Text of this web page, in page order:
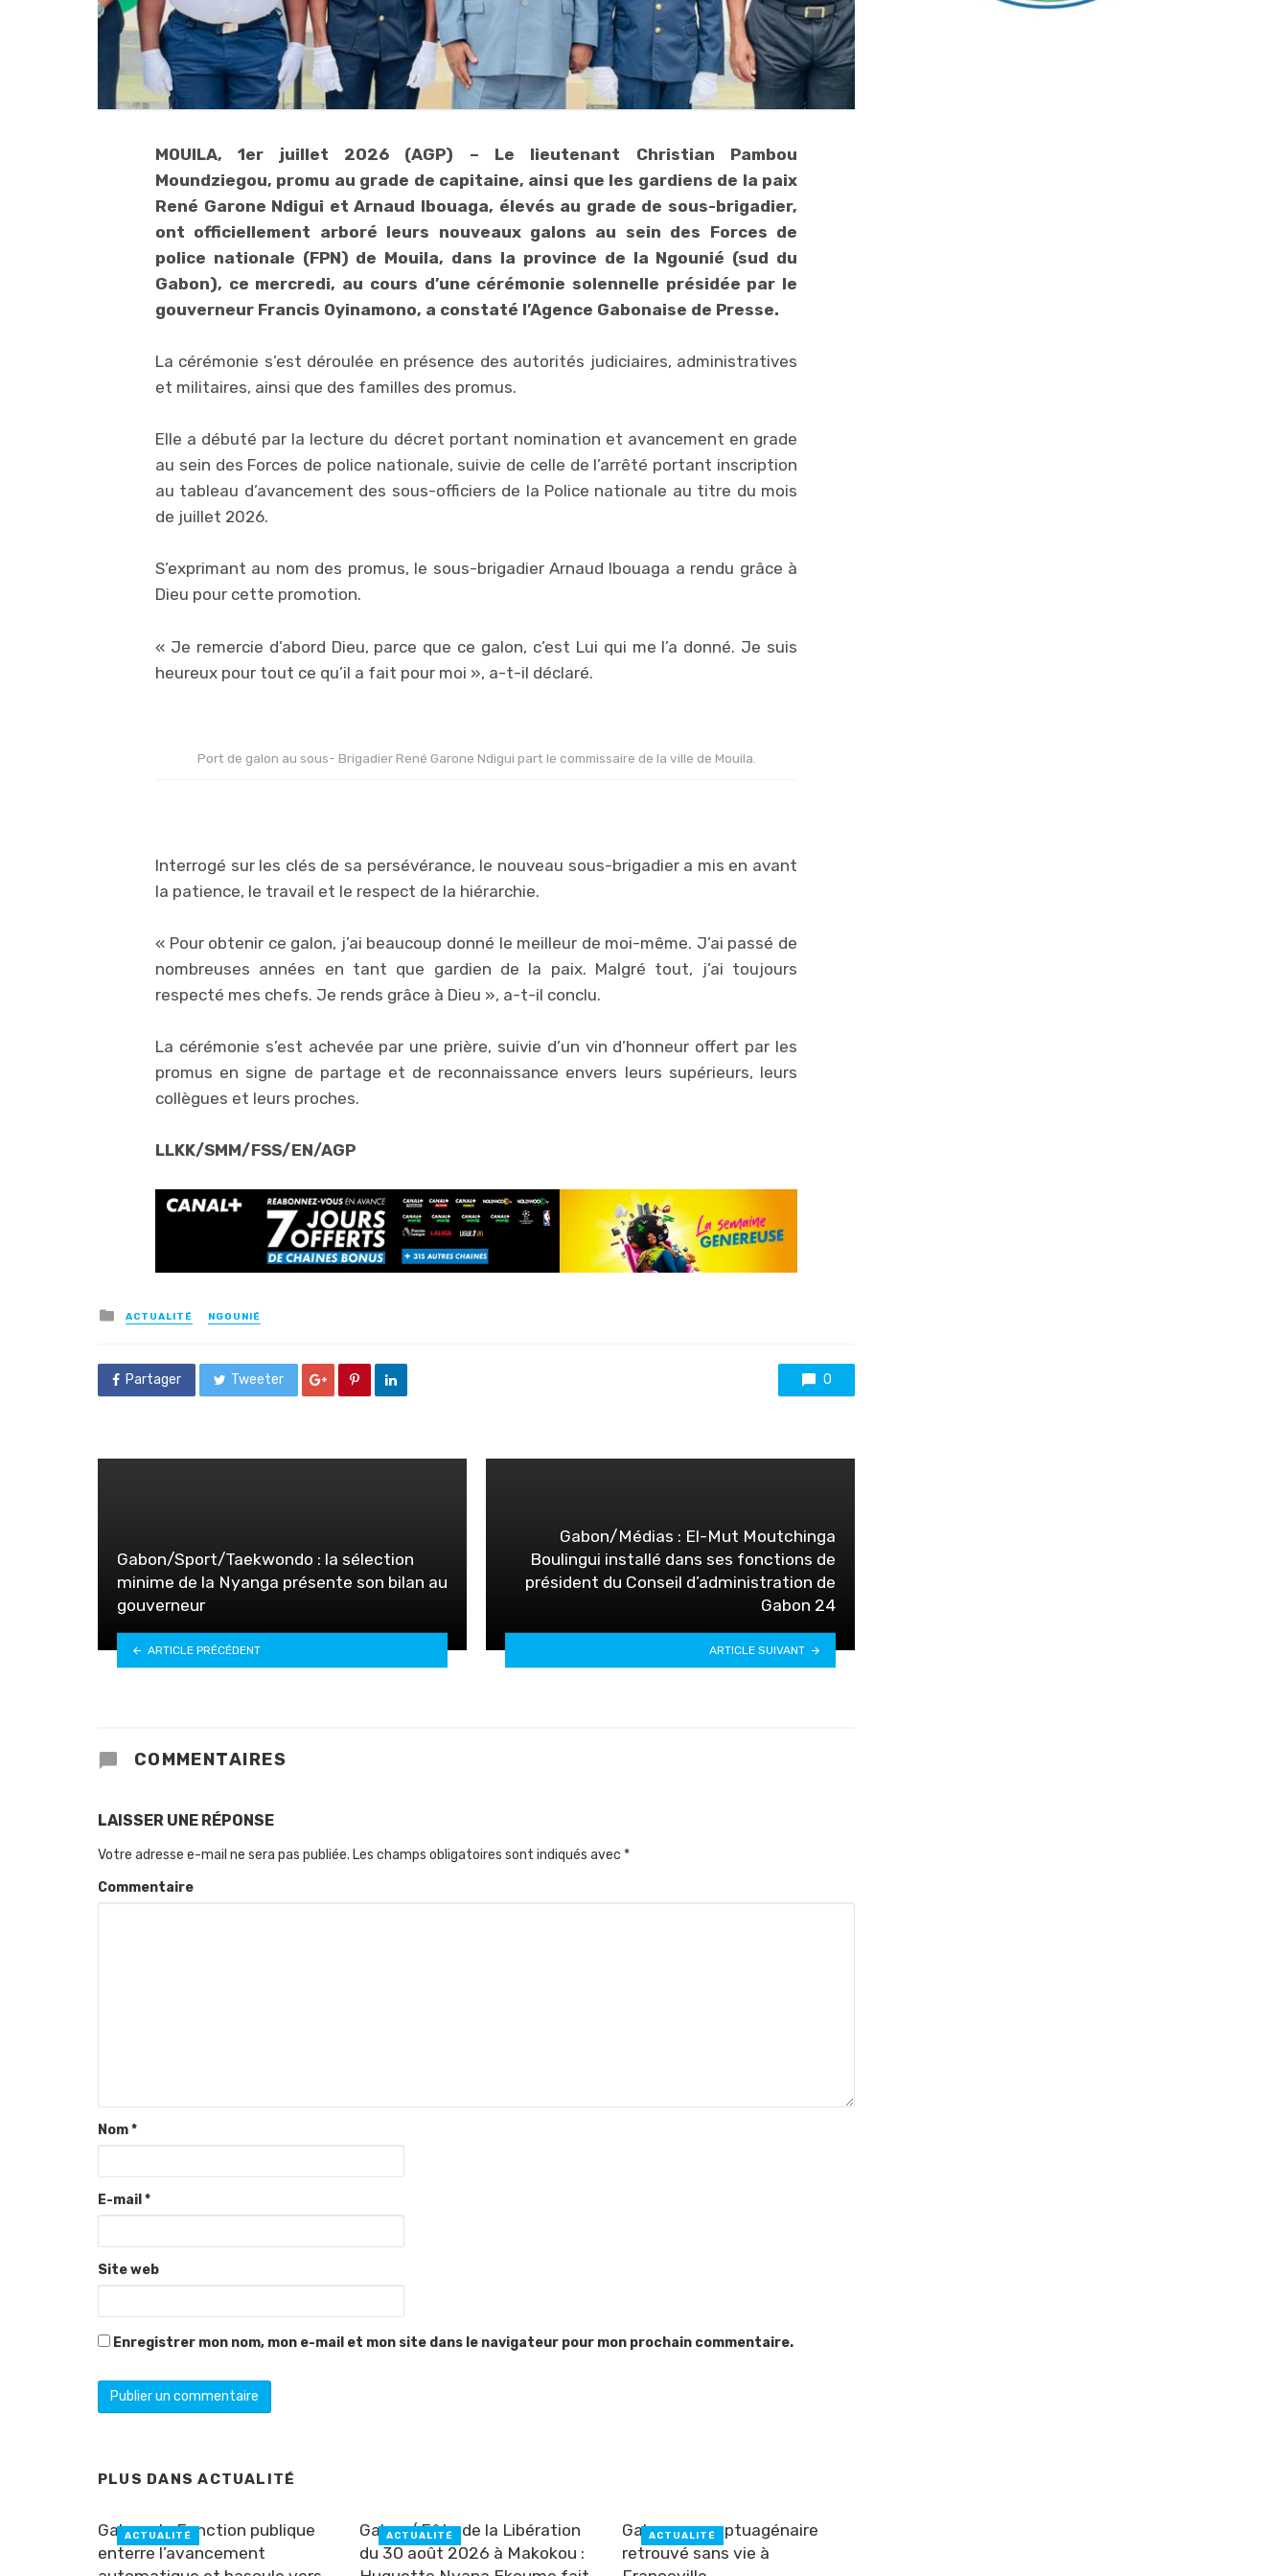
MOUILA, 1er juillet 2026 (AGP) – Le lieutenant Christian Pambou
Moundziegou, promu au grade de capitaine, ainsi que les gardiens de la paix
René Garone Ndigui et Arnaud Ibouaga, élevés au grade de sous-brigadier,
ont officiellement arboré leurs nouveaux galons au sein des Forces de
police nationale (FPN) de Mouila, dans la province de la Ngounié (sud du
Gabon), ce mercredi, au cours d’une cérémonie solennelle présidée par le
gouverneur Francis Oyinamono, a constaté l’Agence Gabonaise de Presse.
La cérémonie s’est déroulée en présence des autorités judiciaires, administratives
et militaires, ainsi que des familles des promus.
Elle a débuté par la lecture du décret portant nomination et avancement en grade
au sein des Forces de police nationale, suivie de celle de l’arrêté portant inscription
au tableau d’avancement des sous-officiers de la Police nationale au titre du mois
de juillet 2026.
S’exprimant au nom des promus, le sous-brigadier Arnaud Ibouaga a rendu grâce à
Dieu pour cette promotion.
« Je remercie d’abord Dieu, parce que ce galon, c’est Lui qui me l’a donné. Je suis
heureux pour tout ce qu’il a fait pour moi », a-t-il déclaré.
Port de galon au sous- Brigadier René Garone Ndigui part le commissaire de la ville de Mouila.
Interrogé sur les clés de sa persévérance, le nouveau sous-brigadier a mis en avant
la patience, le travail et le respect de la hiérarchie.
« Pour obtenir ce galon, j’ai beaucoup donné le meilleur de moi-même. J’ai passé de
nombreuses années en tant que gardien de la paix. Malgré tout, j’ai toujours
respecté mes chefs. Je rends grâce à Dieu », a-t-il conclu.
La cérémonie s’est achevée par une prière, suivie d’un vin d’honneur offert par les
promus en signe de partage et de reconnaissance envers leurs supérieurs, leurs
collègues et leurs proches.
LLKK/SMM/FSS/EN/AGP
Posted
in
ACTUALITÉ NGOUNIÉ
Partager Tweeter 0
Gabon/Sport/Taekwondo : la sélection
minime de la Nyanga présente son bilan au
gouverneur
ARTICLE PRÉCÉDENT
Gabon/Médias : El-Mut Moutchinga
Boulingui installé dans ses fonctions de
président du Conseil d’administration de
Gabon 24
ARTICLE SUIVANT
COMMENTAIRES
LAISSER UNE RÉPONSE
Votre adresse e-mail ne sera pas publiée. Les champs obligatoires sont indiqués avec *
Commentaire
Nom*
E-mail *
Site web
Enregistrer mon nom, mon e-mail et mon site dans le navigateur pour mon prochain commentaire.
PLUS DANSACTUALITÉ
Gabon : la Fonction publique
enterre l’avancement
ACTUALITÉ
Gabon/ Fête de la Libération
du 30 août 2026 à Makokou :
ACTUALITÉ
Gabon : un septuagénaire
retrouvé sans vie à
ACTUALITÉ